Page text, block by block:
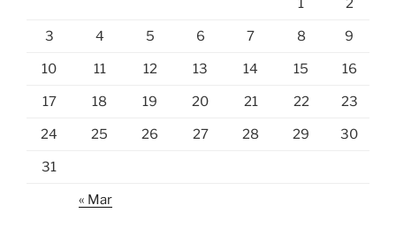
1 2
3 4 5 6 7 8 9
10 11 12 13 14 15 16
17 18 19 20 21 22 23
24 25 26 27 28 29 30
31
« Mar